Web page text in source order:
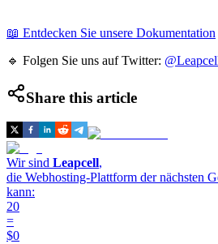
📖 Entdecken Sie unsere Dokumentation
🔹 Folgen Sie uns auf Twitter:
Share this article
Wir sind Leapcell,
die Webhosting-Plattform der nächsten
kann:
20
=
$0